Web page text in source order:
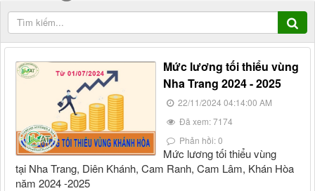
Mức lương tối thiểu vùng
Nha Trang 2024 - 2025
22/11/2024 04:14:00 AM
Đã xem: 7174
Phản hồi: 0
Mức lương tối thiểu vùng
tại Nha Trang, Diên Khánh, Cam Ranh, Cam Lâm, Khán Hòa
năm 2024 -2025